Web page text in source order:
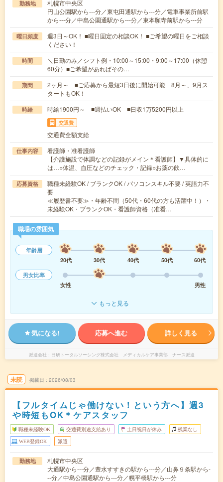
勤務地
札幌市中央区
円山公園駅から---分／東屯田通駅から---分／電車事業所前駅
から---分／中島公園通駅から---分／東本願寺前駅から---分
曜日頻度
週3日～OK！ ■曜日固定の相談OK！ ■ご希望の曜日をご相談
ください！
時間
＼日勤のみ／シフト例・10:00～15:00・9:00～17:00（休憩
60分）■ご希望があればその…
期間
2ヶ月～ ■ご応募から最短3日後に開始可能 8月～、9月ス
タートもOK！
時給 時給1900円～ ■週払いOK ■日収1万5200円以上
交通費
交通費全額支給
仕事内容
看護師・准看護師
【介護施設で体調などの記録がメイン＊看護師】▼具体的に
は…○体温、血圧などのチェック・記録○お薬の飲…
応募資格
職種未経験OK / ブランクOK / パソコンスキル不要 / 英語力不
要
≪履歴書不要≫・年齢不問（50代・60代の方も活躍中！）・
未経験OK・ブランクOK・看護師資格（准看…
職場の雰囲気
年齢層
20代
30代 40代 50代
60代
男女比率
女性
男性
もっと見る
気になる! 応募へ進む 詳しく見る
派遣会社 日研トータルソーシング株式会社 メディカルケア事業部 ナース派遣
未読 掲載日 2026/08/03
【フルタイムじゃ働けない！という方へ】週3
や時短もOK＊ケアスタッフ
職種未経験OK 交通費別途支給あり 土日祝日が休み 残業なし
WEB登録OK 派遣
勤務地
札幌市中央区
大通駅から---分／豊水すすきの駅から---分／山鼻９条駅から-
--分／中島公園通駅から---分／幌平橋駅から---分